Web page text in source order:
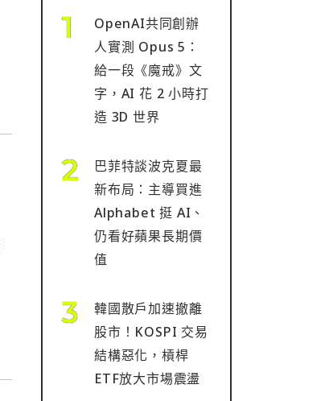
OpenAI共同創辦
人實測 Opus 5：
給一段《魔戒》文
字，AI 花 2 小時打
造 3D 世界
巴菲特談波克夏最
新布局：主導買進
Alphabet 挺 AI、
仍看好蘋果長期價
值
韓國散戶加速撤離
股市！KOSPI 交易
結構惡化，槓桿
ETF放大市場震盪